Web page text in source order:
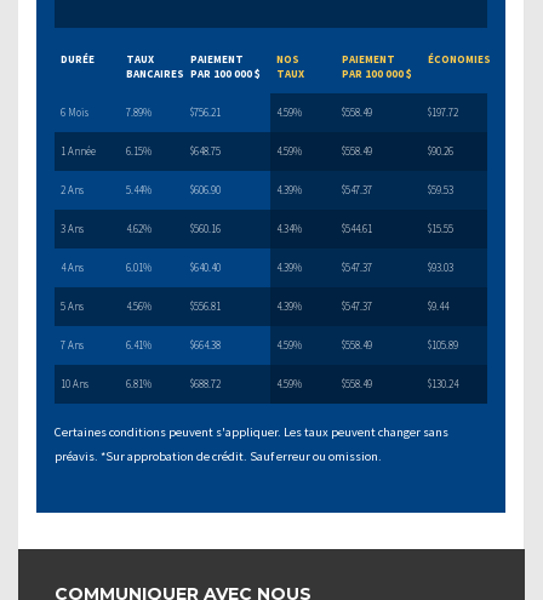
DURÉE
TAUX
BANCAIRES
PAIEMENT
PAR 100 000 $
NOS
TAUX
PAIEMENT
PAR 100 000 $
ÉCONOMIES
6 Mois 7.89% $756.21 4.59% $558.49 $197.72
1 Année 6.15% $648.75 4.59% $558.49 $90.26
2 Ans 5.44% $606.90 4.39% $547.37 $59.53
3 Ans 4.62% $560.16 4.34% $544.61 $15.55
4 Ans 6.01% $640.40 4.39% $547.37 $93.03
5 Ans 4.56% $556.81 4.39% $547.37 $9.44
7 Ans 6.41% $664.38 4.59% $558.49 $105.89
10 Ans 6.81% $688.72 4.59% $558.49 $130.24
Certaines conditions peuvent s'appliquer. Les taux peuvent changer sans
préavis. *Sur approbation de crédit. Sauf erreur ou omission.
COMMUNIQUER AVEC NOUS